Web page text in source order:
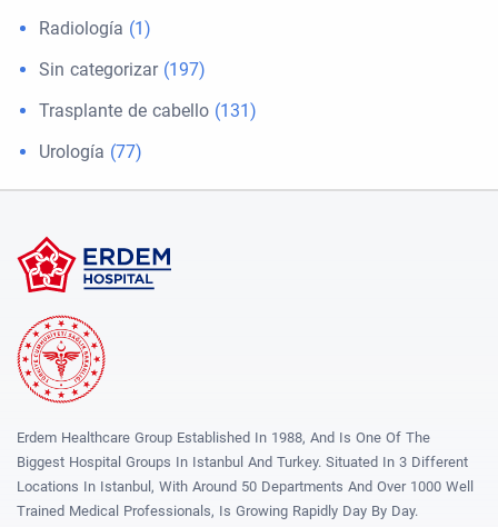
Radiología (1)
Sin categorizar(197)
Trasplante de cabello (131)
Urología (77)
Erdem Healthcare Group Established In 1988, And Is One Of The
Biggest Hospital Groups In Istanbul And Turkey. Situated In 3 Different
Locations In Istanbul, With Around 50 Departments And Over 1000 Well
Trained Medical Professionals, Is Growing Rapidly Day By Day.